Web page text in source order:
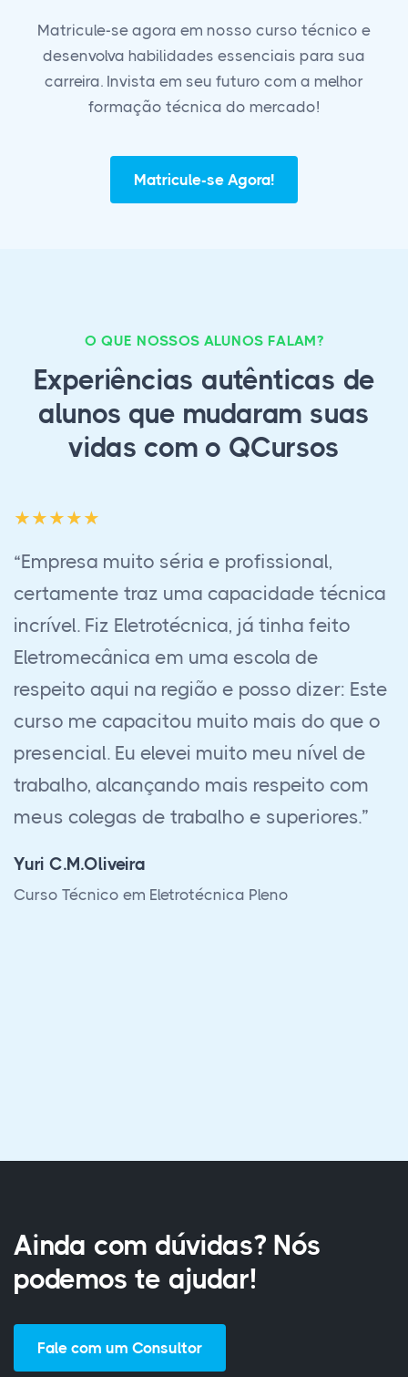
Matricule-se agora em nosso curso técnico e
desenvolva habilidades essenciais para sua
carreira. Invista em seu futuro com a melhor
formação técnica do mercado!
Matricule-se Agora!
O QUE NOSSOS ALUNOS FALAM?
Experiências autênticas de
alunos que mudaram suas
vidas com o QCursos
“Foi uma experiência maravilhosa fazer
esse curso em EaD, à principio fiquei com
receio de fazer pois é muito diferente de
curso presencial, requer muita
organização e atenção. No começo fiquei
muito em dúvida se conseguiria fazer
esse curso, mas com o passar do tempo
fui pegando o jeito. Contei muito com a
ajuda dos tutores de cada matéria e do
Ainda com dúvidas? Nós
podemos te ajudar!
Fale com um Consultor